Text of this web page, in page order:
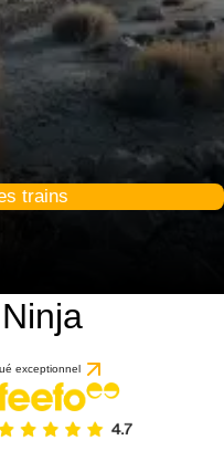
trains
exceptionnel